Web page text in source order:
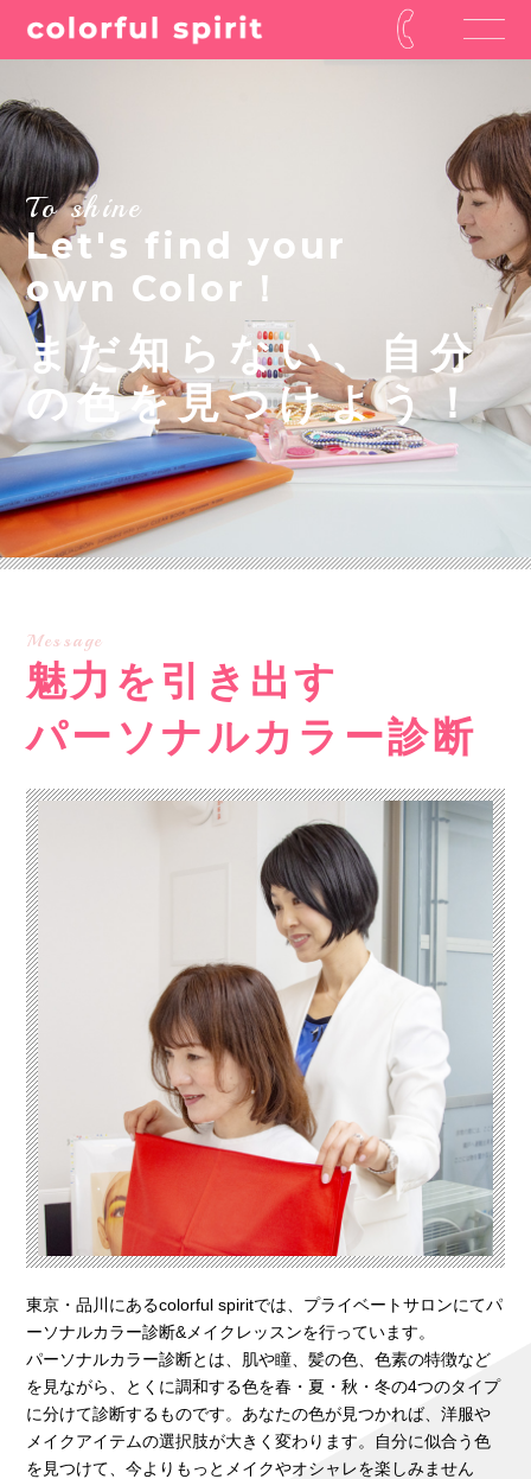
To shine
Let's find your
own Color！
まだ知らない、自分
の色を見つけよう！
Message
魅力を引き出す
パーソナルカラー診断
東京・品川にあるcolorful spiritでは、プライベートサロンにてパ
ーソナルカラー診断&メイクレッスンを行っています。
パーソナルカラー診断とは、肌や瞳、髪の色、色素の特徴など
を見ながら、とくに調和する色を春・夏・秋・冬の4つのタイプ
に分けて診断するものです。あなたの色が見つかれば、洋服や
メイクアイテムの選択肢が大きく変わります。自分に似合う色
を見つけて、今よりもっとメイクやオシャレを楽しみません